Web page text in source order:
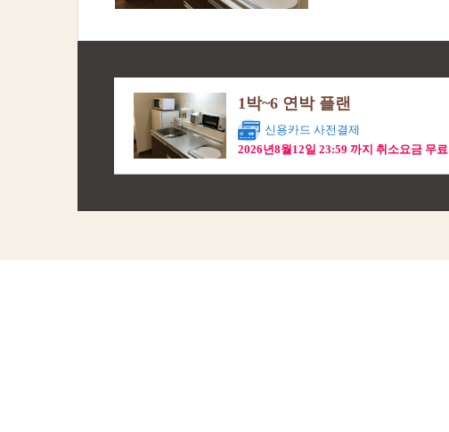
1박~6 연박 플랜
신용카드 사전결제
2026년8월12일 23:59 까지 취소요금 무료